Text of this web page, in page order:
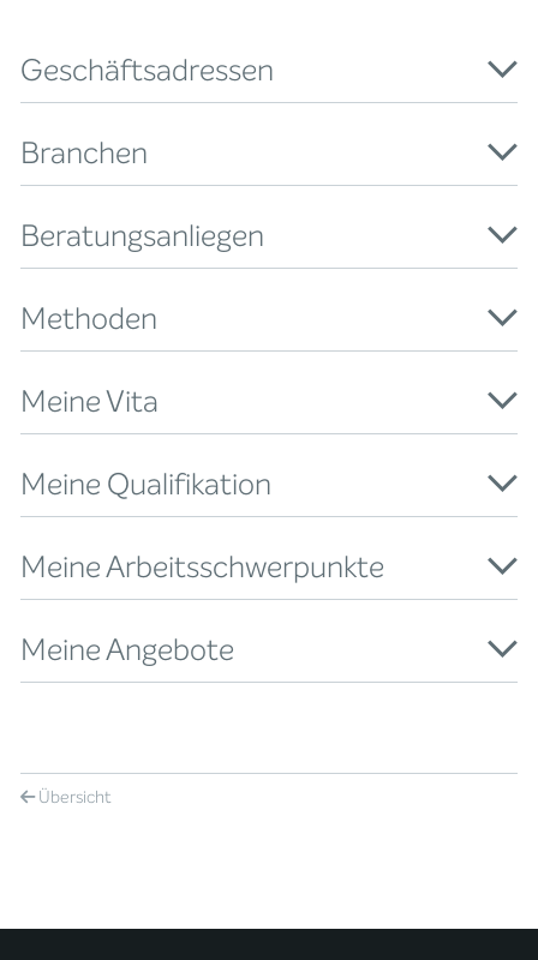
Geschäftsadressen
Branchen
Beratungsanliegen
Methoden
Meine Vita
Meine Qualifikation
Meine Arbeitsschwerpunkte
Meine Angebote
Übersicht